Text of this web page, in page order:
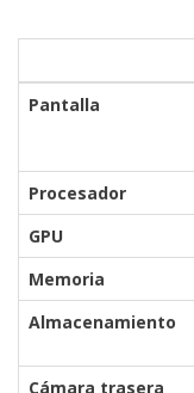
Informático
(CC) 2006-
reservados.
Pantalla
Procesador
GPU
Memoria
Almacenamiento
Cámara trasera